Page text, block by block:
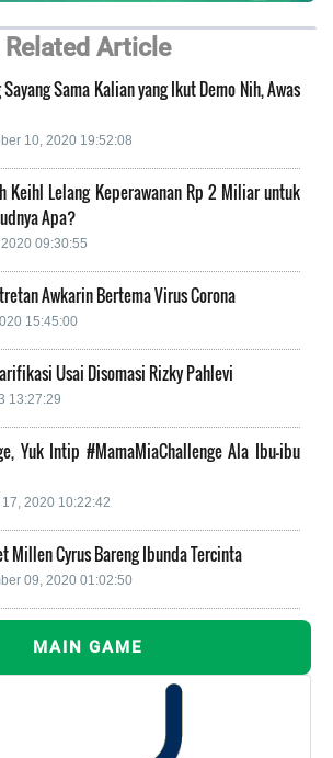
Related Article
Sama Kalian yang Ikut Demo Nih, Awas
10, 2020 19:52:08
Keihl Lelang Keperawanan Rp 2 Miliar untuk
Apa?
09:30:55
Awkarin Bertema Virus Corona
15:45:00
Usai Disomasi Rizky Pahlevi
13:27:29
Yuk Intip #MamaMiaChallenge Ala Ibu-ibu
2020 10:22:42
Millen Cyrus Bareng Ibunda Tercinta
09, 2020 01:02:50
MAIN GAME